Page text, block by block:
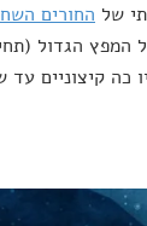
של החורים
המפץ הגדול
כה קיצוניים